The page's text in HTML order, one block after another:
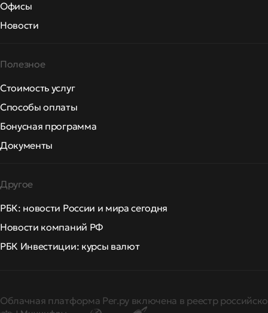
Офисы
Новости
Полезное
Стоимость услуг
Способы оплаты
Бонусная программа
Документы
Другое
РБК: новости России и мира сегодня
Новости компаний РФ
РБК Инвестиции: курсы валют
Облачная платформа Рег.ру включена в реестр